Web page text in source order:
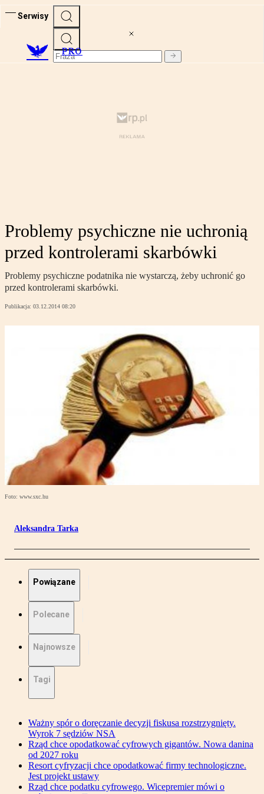
Serwisy
PRO
Problemy psychiczne nie uchronią
przed kontrolerami skarbówki
Problemy psychiczne podatnika nie wystarczą, żeby uchronić go
przed kontrolerami skarbówki.
Publikacja: 03.12.2014 08:20
Foto: www.sxc.hu
Aleksandra Tarka
Powiązane
Polecane
Najnowsze
Tagi
Ważny spór o doręczanie decyzji fiskusa rozstrzygnięty.
Wyrok 7 sędziów NSA
Rząd chce opodatkować cyfrowych gigantów. Nowa danina
od 2027 roku
Resort cyfryzacji chce opodatkować firmy technologiczne.
Jest projekt ustawy
Rząd chce podatku cyfrowego. Wicepremier mówi o